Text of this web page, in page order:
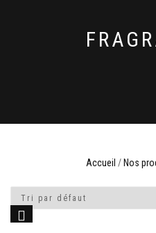
Accueil / Nos